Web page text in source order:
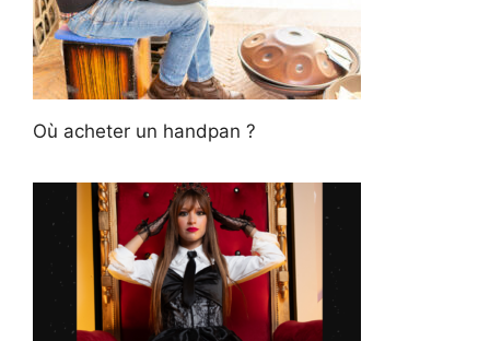
Où acheter un handpan ?